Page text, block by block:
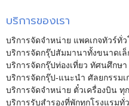
บริการของเรา
บริการจัดจำหน่าย แพคเกจทัวร์ทั่
บริการจัดกรุ๊ปสัมมานาทั้งขนาดเ
บริการจัดกรุ๊ปท่องเที่ยว ทัศนศึก
บริการจัดกรุ๊ป-แนะนำ ศัลยกรรมเ
บริการจัดจำหน่าย ตั๋วเครื่องบิน ทุ
บริการรับสำรองที่พักทุกโรงแรมทั่